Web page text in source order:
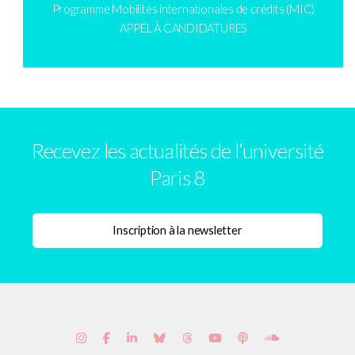
Programme Mobilités internationales de crédits (MIC)
APPEL À CANDIDATURES
Recevez les actualités de l’université
Paris 8